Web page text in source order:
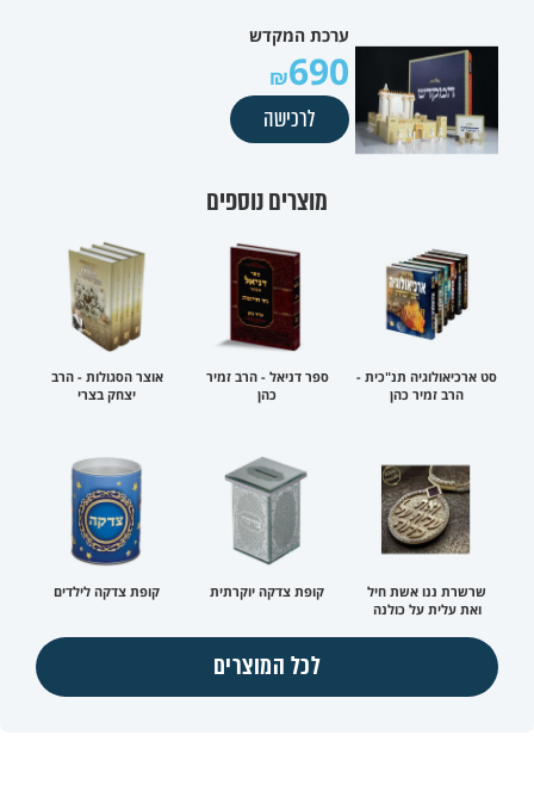
ערכת המקדש
690
לרכישה
מוצרים נוספים
סט ארכיאולוגיה תנ"כית -
הרב זמיר כהן
ספר דניאל - הרב זמיר
כהן
אוצר הסגולות - הרב
יצחק בצרי
שרשרת ננו אשת חיל
ואת עלית על כולנה
קופת צדקה יוקרתית קופת צדקה לילדים
לכל המוצרים